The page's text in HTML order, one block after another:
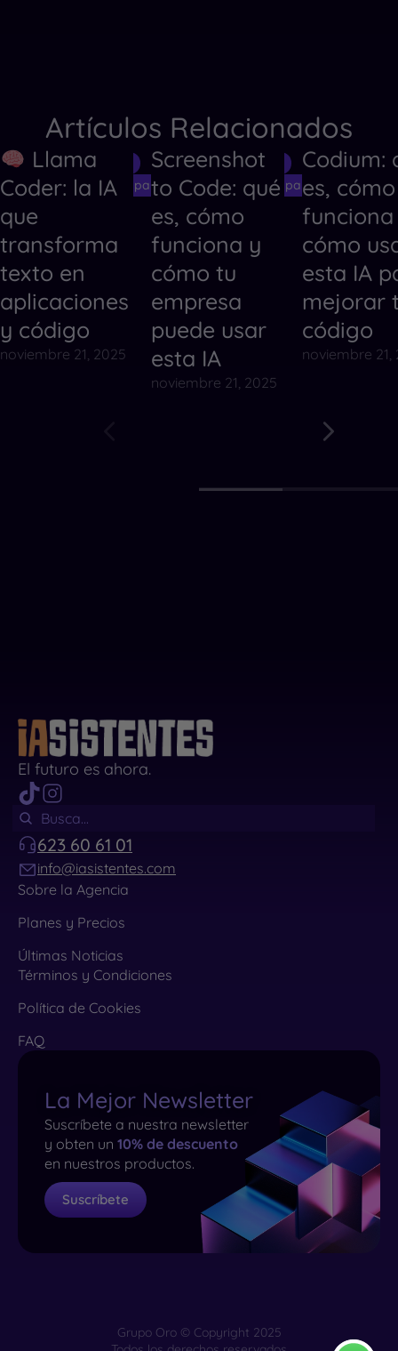
Artículos Relacionados
Herramientas de IA
Herramientas de IA para Crear Códigos
Llama
Coder: la IA
que
transforma
texto en
aplicaciones
y código
noviembre 21, 2025
Herramientas de IA
Herramientas de IA para Crear
Screenshot
to Code: qué
es, cómo
funciona y
cómo tu
empresa
puede usar
esta IA
noviembre 21, 2025
Codium:
es, cómo
cómo
esta IA
mejorar
código
noviembre 21,
El futuro es ahora.
623 60 61 01
info@iasistentes.com
Sobre la Agencia
Planes y Precios
Últimas Noticias
Términos y Condiciones
Política de Cookies
FAQ
La Mejor Newsletter
Suscríbete a nuestra newsletter
y obten un 10% de descuento
en nuestros productos.
Suscríbete
Grupo Oro © Copyright 2025